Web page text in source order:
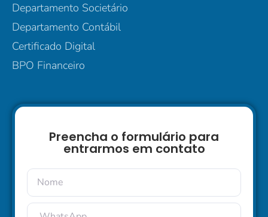
Departamento Societário
Departamento Contábil
Certificado Digital
BPO Financeiro
Preencha o formulário para
entrarmos em contato